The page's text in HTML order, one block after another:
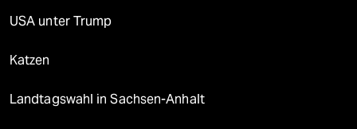
USA unter Trump
Katzen
Landtagswahl in Sachsen-Anhalt